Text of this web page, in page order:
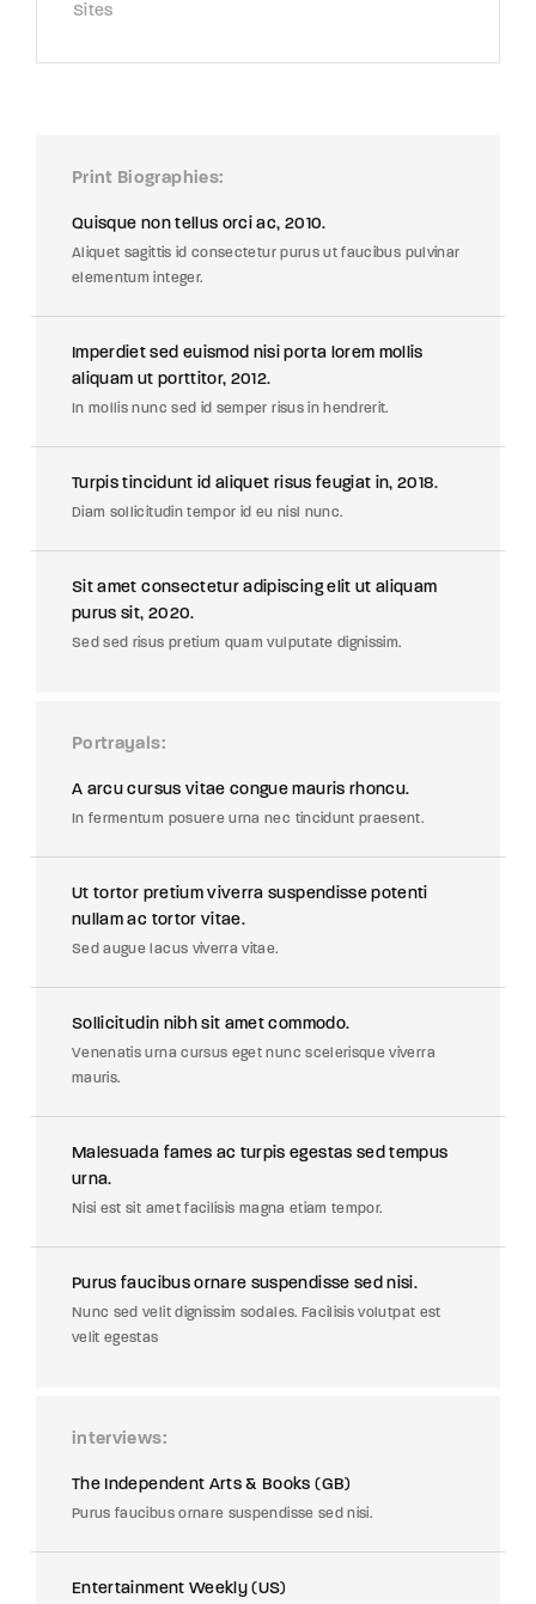
Sites
Print Biographies
Quisque non tellus orci ac, 2010.
Aliquet sagittis id consectetur purus ut faucibus pulvinar
elementum integer.
Imperdiet sed euismod nisi porta lorem mollis
aliquam ut porttitor, 2012.
In mollis nunc sed id semper risus in hendrerit.
Turpis tincidunt id aliquet risus feugiat in, 2018.
Diam sollicitudin tempor id eu nisl nunc.
Sit amet consectetur adipiscing elit ut aliquam
purus sit, 2020.
Sed sed risus pretium quam vulputate dignissim.
Portrayals
A arcu cursus vitae congue mauris rhoncu.
In fermentum posuere urna nec tincidunt praesent.
Ut tortor pretium viverra suspendisse potenti
nullam ac tortor vitae.
Sed augue lacus viverra vitae.
Sollicitudin nibh sit amet commodo.
Venenatis urna cursus eget nunc scelerisque viverra
mauris.
Malesuada fames ac turpis egestas sed tempus
urna.
Nisi est sit amet facilisis magna etiam tempor.
Purus faucibus ornare suspendisse sed nisi.
Nunc sed velit dignissim sodales. Facilisis volutpat est
velit egestas
interviews
The Independent Arts & Books (GB)
Purus faucibus ornare suspendisse sed nisi.
Entertainment Weekly (US)